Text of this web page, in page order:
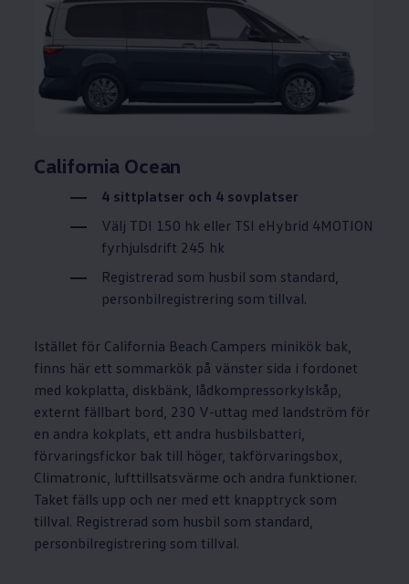
California Ocean
4 sittplatser och 4 sovplatser
Välj TDI 150 hk eller TSI eHybrid 4MOTION
fyrhjulsdrift 245 hk
Registrerad som husbil som standard,
personbilregistrering som tillval.
Istället för California Beach Campers minikök bak,
finns här ett sommarkök på vänster sida i fordonet
med kokplatta, diskbänk, lådkompressorkylskåp,
externt fällbart bord, 230 V-uttag med landström för
en andra kokplats, ett andra husbilsbatteri,
förvaringsfickor bak till höger, takförvaringsbox,
Climatronic, lufttillsatsvärme och andra funktioner.
Taket fälls upp och ner med ett knapptryck som
tillval. Registrerad som husbil som standard,
personbilregistrering som tillval.